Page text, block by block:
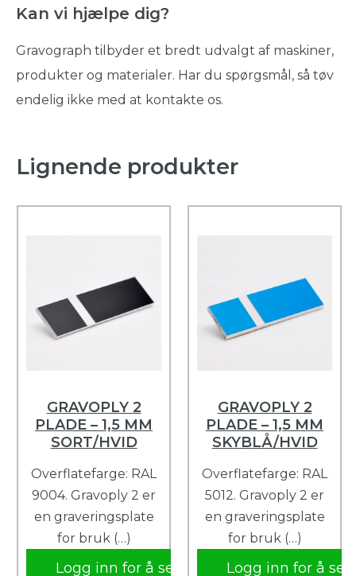
Kan vi hjælpe dig?
Gravograph tilbyder et bredt udvalgt af maskiner,
produkter og materialer. Har du spørgsmål, så tøv
endelig ikke med at kontakte os.
Lignende produkter
GRAVOPLY 2
PLADE – 1,5 MM
SORT/HVID
Overflatefarge: RAL
9004. Gravoply 2 er
en graveringsplate
for bruk (…)
Logg inn for å se
GRAVOPLY 2
PLADE – 1,5 MM
SKYBLÅ/HVID
Overflatefarge: RAL
5012. Gravoply 2 er
en graveringsplate
for bruk (…)
Logg inn for å se